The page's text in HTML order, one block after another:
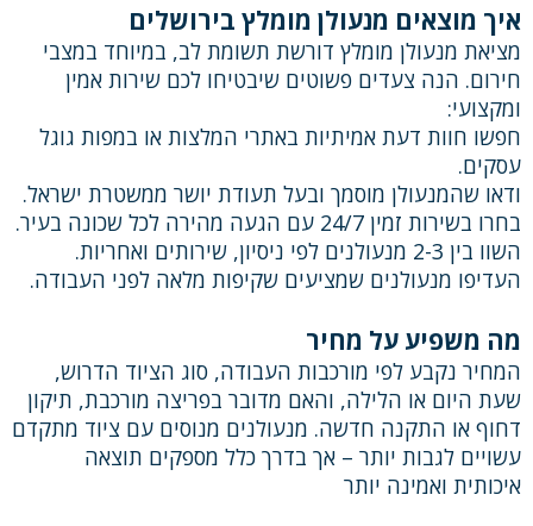
איך מוצאים מנעולן מומלץ בירושלים
מציאת מנעולן מומלץ דורשת תשומת לב, במיוחד במצבי
חירום. הנה צעדים פשוטים שיבטיחו לכם שירות אמין
ומקצועי:
חפשו חוות דעת אמיתיות באתרי המלצות או במפות גוגל
עסקים.
ודאו שהמנעולן מוסמך ובעל תעודת יושר ממשטרת ישראל.
בחרו בשירות זמין 24/7 עם הגעה מהירה לכל שכונה בעיר.
השוו בין 2-3 מנעולנים לפי ניסיון, שירותים ואחריות.
העדיפו מנעולנים שמציעים שקיפות מלאה לפני העבודה.
מה משפיע על מחיר
המחיר נקבע לפי מורכבות העבודה, סוג הציוד הדרוש,
שעת היום או הלילה, והאם מדובר בפריצה מורכבת, תיקון
דחוף או התקנה חדשה. מנעולנים מנוסים עם ציוד מתקדם
עשויים לגבות יותר – אך בדרך כלל מספקים תוצאה
איכותית ואמינה יותר